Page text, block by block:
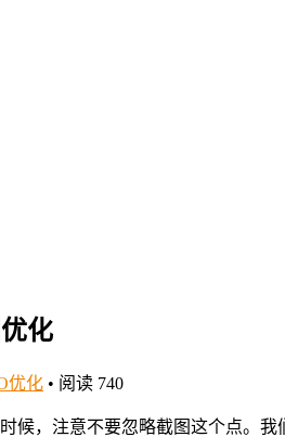
化
优化 • 阅读 740
候，注意不要忽略截图这个点。